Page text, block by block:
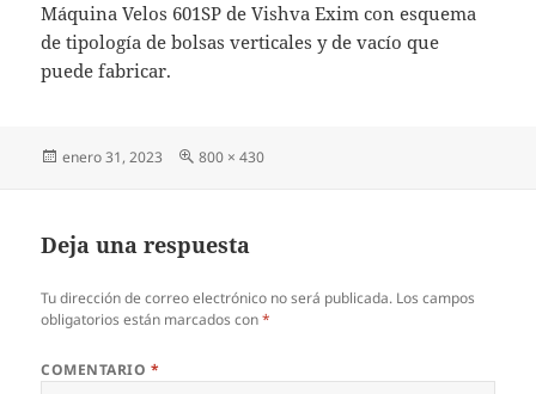
Máquina Velos 601SP de Vishva Exim con esquema
de tipología de bolsas verticales y de vacío que
puede fabricar.
Publicado
enero 31, 2023
Tamaño
800 × 430
Deja una respuesta
Tu dirección de correo electrónico no será publicada. Los campos
obligatorios están marcados con*
COMENTARIO *